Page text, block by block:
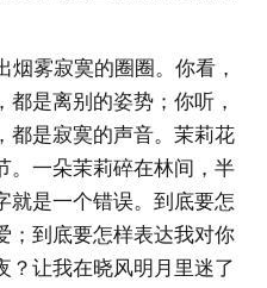
烟雾寂寞的圈圈。你看，
是离别的姿势；你听，
都是寂寞的声音。茉莉花
。一朵茉莉碎在林间，半
就是一个错误。到底要怎
；到底要怎样表达我对你
？让我在晓风明月里迷了